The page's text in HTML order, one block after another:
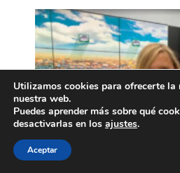
Utilizamos cookies para ofrecerte la
nuestra web.
Puedes aprender más sobre qué
desactivarlas en los ajustes.
Aceptar